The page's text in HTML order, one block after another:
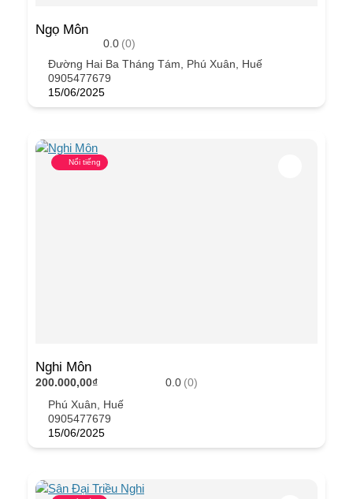
Ngọ Môn
0.0 (0)
Đường Hai Ba Tháng Tám, Phú Xuân, Huế
0905477679
15/06/2025
Nổi tiếng
Nghi Môn
200.000,00₫ 0.0 (0)
Phú Xuân, Huế
0905477679
15/06/2025